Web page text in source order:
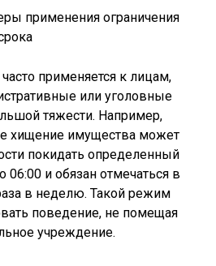
применяется к лицам,
или уголовные
тяжести. Например,
хищение имущества может
покидать определенный
06:00 и обязан отмечаться в
в неделю. Такой режим
поведение, не помещая
учреждение.